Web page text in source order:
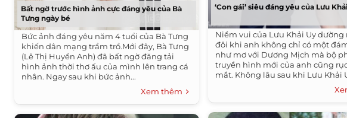
Bất ngờ trước hình ảnh cực đáng yêu của Bà
Tưng ngày bé
Bức ảnh đáng yêu năm 4 tuổi của Bà Tưng
khiến dân mạng trầm trồ.Mới đây, Bà Tưng
(Lê Thị Huyền Anh) đã bất ngờ đăng tải
hình ảnh thời thơ ấu của mình lên trang cá
nhân. Ngay sau khi bức ảnh...
Xem thêm
‘Con gái’ siêu đáng yêu của Lưu
Niềm vui của Lưu Khải Uy dường
đôi khi anh không chỉ có một
như mơ với Dương Mịch mà bộ
truyền hình mới của anh cũng
mắt. Không lâu sau khi Lưu Khải